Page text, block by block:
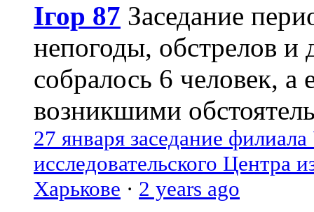
Ігор 87 Заседание
непогоды, обстрелов и
собралось 6 человек, а
возникшими
27 января заседание
исследовательского Центра
Харькове · 2 years ago